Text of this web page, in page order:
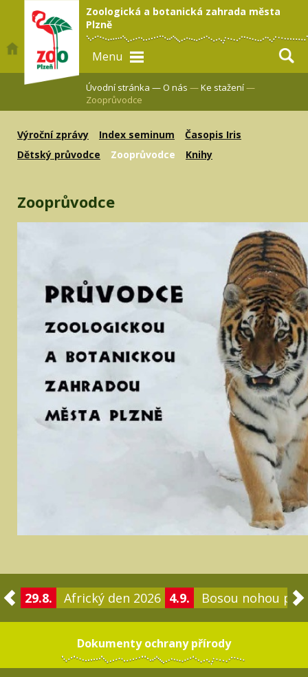
Zoologická a botanická zahrada města
Plzně
Menu
Úvodní stránka —O nás —Ke stažení—
Zooprůvodce
Výroční zprávy Index seminum
Časopis Iris
Dětský průvodce
Zooprůvodce Knihy
Zooprůvodce
29.8. Africký den 2026 4.9. Bosou nohou po
Dokumenty ochrany přírody